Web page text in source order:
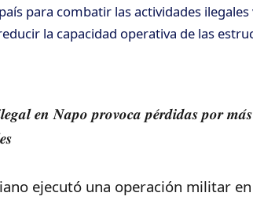
para combatir las actividades
la capacidad operativa de las
𝒆𝒏 𝑵𝒂𝒑𝒐 𝒑𝒓𝒐𝒗𝒐𝒄𝒂 𝒑𝒆́𝒓𝒅𝒊𝒅𝒂𝒔 𝒑𝒐𝒓
ejecutó una operación militar